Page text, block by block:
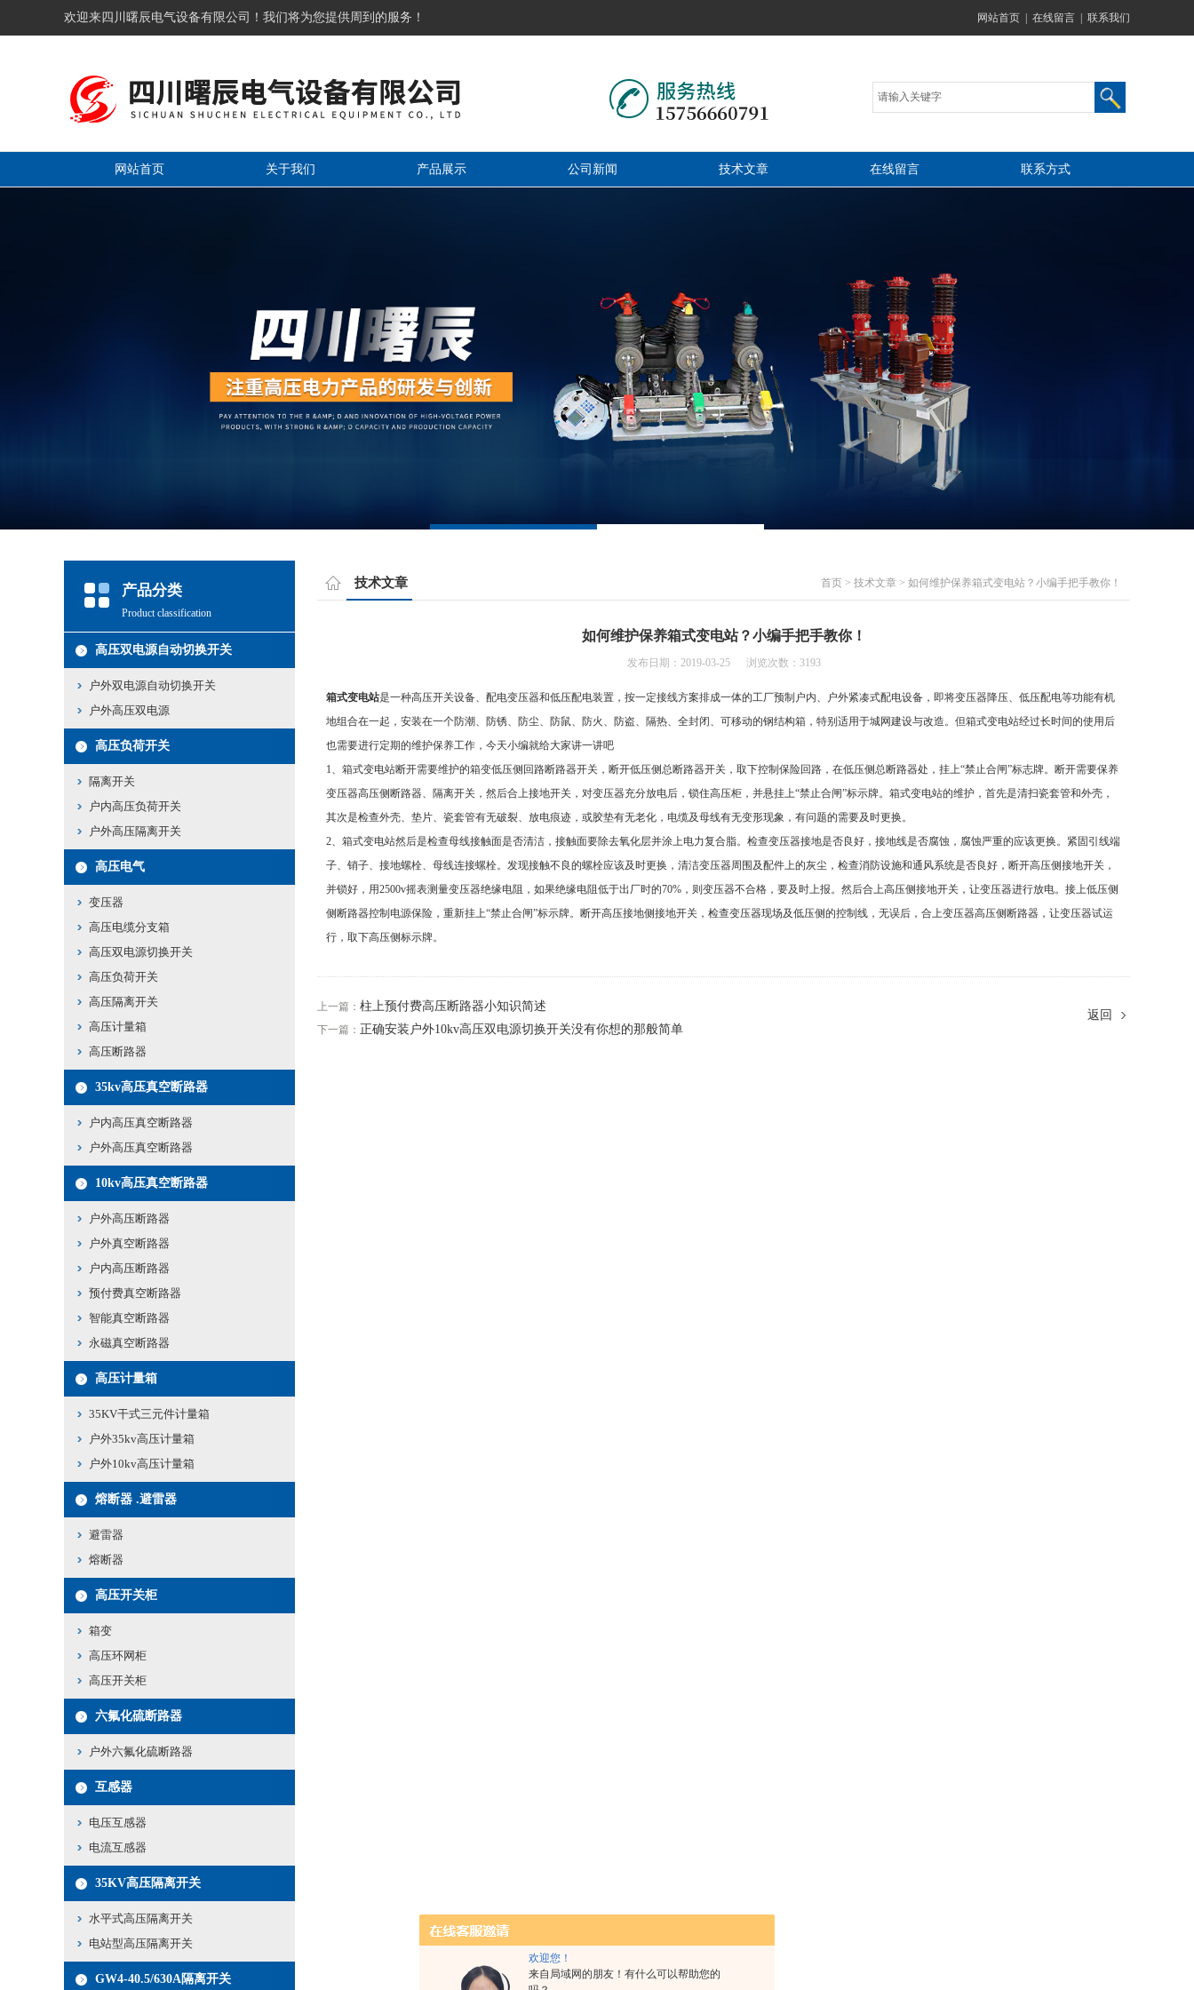
欢迎您！
来自局域网的朋友！有什么可以帮助您的
欢迎来四川曙辰电气设备有限公司！我们将为您提供周到的服务！ 网站首页 在线留言 联系我们
网站首页 关于我们 产品展示 公司新闻 技术文章 在线留言 联系方式
产品分类
Product classification
高压双电源自动切换开关
户外双电源自动切换开关
户外高压双电源
高压负荷开关
隔离开关
户内高压负荷开关
户外高压隔离开关
高压电气
变压器
高压电缆分支箱
高压双电源切换开关
高压负荷开关
高压隔离开关
高压计量箱
高压断路器
35kv高压真空断路器
户内高压真空断路器
户外高压真空断路器
10kv高压真空断路器
户外高压断路器
户外真空断路器
户内高压断路器
预付费真空断路器
智能真空断路器
永磁真空断路器
高压计量箱
35KV干式三元件计量箱
户外35kv高压计量箱
户外10kv高压计量箱
熔断器 .避雷器
避雷器
熔断器
高压开关柜
箱变
高压环网柜
高压开关柜
六氟化硫断路器
户外六氟化硫断路器
互感器
电压互感器
电流互感器
35KV高压隔离开关
水平式高压隔离开关
电站型高压隔离开关
GW4-40.5/630A隔离开关
技术文章 首页 > 技术文章 > 如何维护保养箱式变电站？小编手把手教你！
如何维护保养箱式变电站？小编手把手教你！
发布日期：2019-03-25 浏览次数：3193
箱式变电站是一种高压开关设备、配电变压器和低压配电装置，按一定接线方案排成一体的工厂预制户内、户外紧凑式配电设备，即将变压器降压、低压配电等功能有机
地组合在一起，安装在一个防潮、防锈、防尘、防鼠、防火、防盗、隔热、全封闭、可移动的钢结构箱，特别适用于城网建设与改造。但箱式变电站经过长时间的使用后
也需要进行定期的维护保养工作，今天小编就给大家讲一讲吧
1、箱式变电站断开需要维护的箱变低压侧回路断路器开关，断开低压侧总断路器开关，取下控制保险回路，在低压侧总断路器处，挂上“禁止合闸”标志牌。断开需要保养
变压器高压侧断路器、隔离开关，然后合上接地开关，对变压器充分放电后，锁住高压柜，并悬挂上“禁止合闸”标示牌。箱式变电站的维护，首先是清扫瓷套管和外壳，
其次是检查外壳、垫片、瓷套管有无破裂、放电痕迹，或胶垫有无老化，电缆及母线有无变形现象，有问题的需要及时更换。
2、箱式变电站然后是检查母线接触面是否清洁，接触面要除去氧化层并涂上电力复合脂。检查变压器接地是否良好，接地线是否腐蚀，腐蚀严重的应该更换。紧固引线端
子、销子、接地螺栓、母线连接螺栓。发现接触不良的螺栓应该及时更换，清洁变压器周围及配件上的灰尘，检查消防设施和通风系统是否良好，断开高压侧接地开关，
并锁好，用2500v摇表测量变压器绝缘电阻，如果绝缘电阻低于出厂时的70%，则变压器不合格，要及时上报。然后合上高压侧接地开关，让变压器进行放电。接上低压侧
侧断路器控制电源保险，重新挂上“禁止合闸”标示牌。断开高压接地侧接地开关，检查变压器现场及低压侧的控制线，无误后，合上变压器高压侧断路器，让变压器试运
行，取下高压侧标示牌。
上一篇： 柱上预付费高压断路器小知识简述
下一篇： 正确安装户外10kv高压双电源切换开关没有你想的那般简单
返回